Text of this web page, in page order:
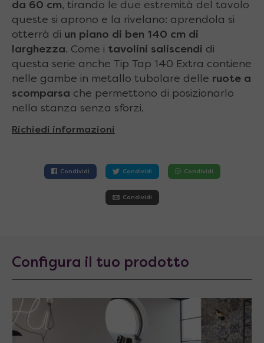
da 60 cm, tirando le due estremità del tavolo
queste si aprono e la rivelano: aprendola si
otterrà di un piano di ben 140 cm di
larghezza. Come i tavolini saliscendi di
questa serie anche Tip Tap 140 Extra contiene
nelle gambe in metallo tubolare delle ruote a
scomparsa che permettono di posizionarlo
nella stanza senza sforzi.
Richiedi informazioni
Condividi Condividi Condividi
Condividi
Configura il tuo prodotto